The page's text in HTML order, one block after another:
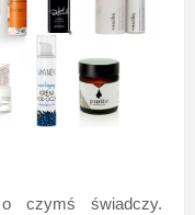
czymś świadczy.